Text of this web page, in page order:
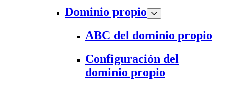
Dominio propio
ABC del dominio propio
Configuración del
dominio propio